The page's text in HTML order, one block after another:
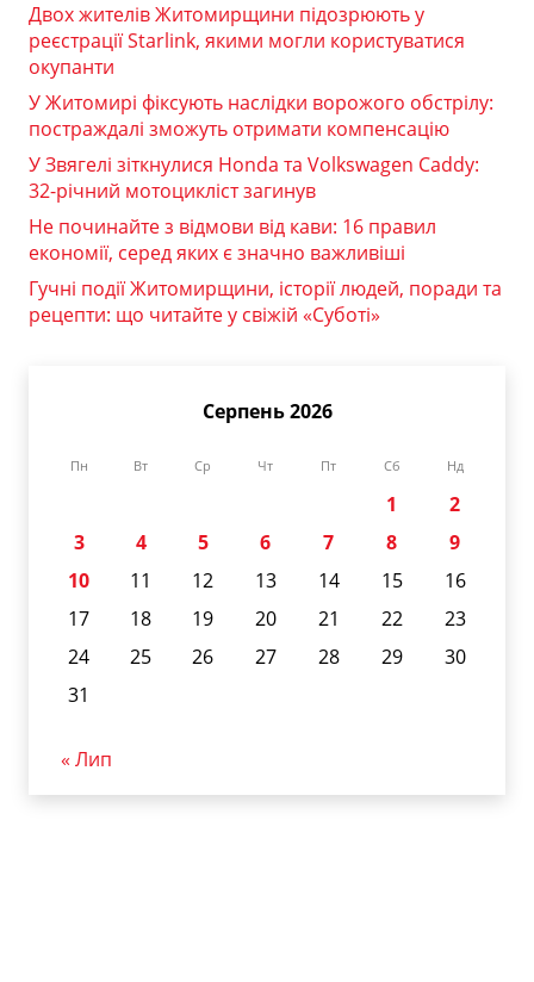
Двох жителів Житомирщини підозрюють у
реєстрації Starlink, якими могли користуватися
окупанти
У Житомирі фіксують наслідки ворожого обстрілу:
постраждалі зможуть отримати компенсацію
У Звягелі зіткнулися Honda та Volkswagen Caddy:
32-річний мотоцикліст загинув
Не починайте з відмови від кави: 16 правил
економії, серед яких є значно важливіші
Гучні події Житомирщини, історії людей, поради та
рецепти: що читайте у свіжій «Суботі»
Серпень 2026
Пн Вт Ср Чт Пт Сб Нд
1
2
3
4 5 6 7 8
9
10
11 12 13 14 15
16
17
18 19 20 21 22
23
24
25 26 27 28 29
30
31
« Лип